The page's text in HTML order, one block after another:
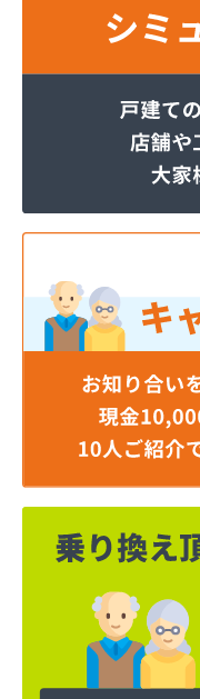
カネテン商店
サーラプラザ蒲郡
サンダイ燃料店
ジェイエイ・トー
ダイイチガスコム
チリウヒーターサ
ツバメガス株式会
ニイミガス株式会
ニイミ産業株式
ニイミ産業株式
ニイミ産業株式
ハタスビルダー
ひまわり農協 燃
フジオートステー
フジヨシ商店
フルタ鹿乗店
ます角商店
マルタケ株式会社
マルト尾関商店
ミライフ西日本株